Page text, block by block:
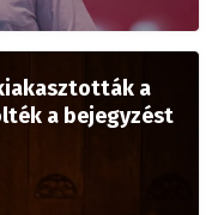
a
a bejegyzést